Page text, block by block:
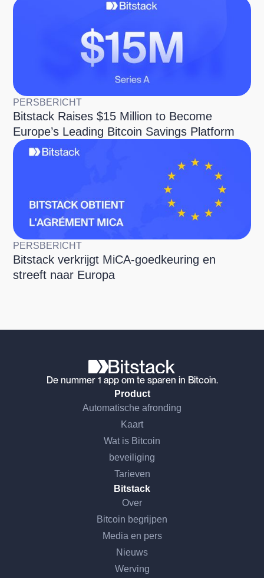
PERSBERICHT
Bitstack Raises $15 Million to Become
Europe’s Leading Bitcoin Savings Platform
PERSBERICHT
Bitstack verkrijgt MiCA-goedkeuring en
streeft naar Europa
De nummer 1 app om te sparen in Bitcoin.
Product
Automatische afronding
Kaart
Wat is Bitcoin
beveiliging
Tarieven
Bitstack
Over
Bitcoin begrijpen
Media en pers
Nieuws
Werving